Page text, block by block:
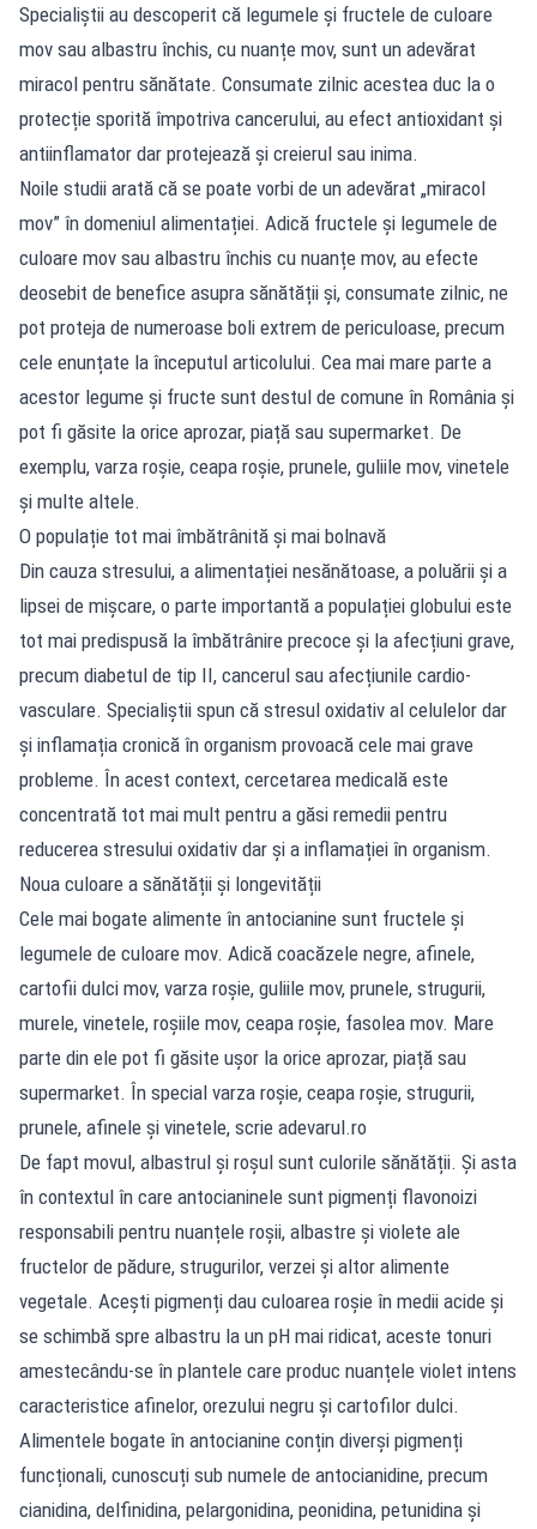
Specialiștii au descoperit că legumele și fructele de culoare
mov sau albastru închis, cu nuanțe mov, sunt un adevărat
miracol pentru sănătate. Consumate zilnic acestea duc la o
protecție sporită împotriva cancerului, au efect antioxidant și
antiinflamator dar protejează și creierul sau inima.
Noile studii arată că se poate vorbi de un adevărat „miracol
mov” în domeniul alimentației. Adică fructele și legumele de
culoare mov sau albastru închis cu nuanțe mov, au efecte
deosebit de benefice asupra sănătății și, consumate zilnic, ne
pot proteja de numeroase boli extrem de periculoase, precum
cele enunțate la începutul articolului. Cea mai mare parte a
acestor legume și fructe sunt destul de comune în România și
pot fi găsite la orice aprozar, piață sau supermarket. De
exemplu, varza roșie, ceapa roșie, prunele, guliile mov, vinetele
și multe altele.
O populație tot mai îmbătrânită și mai bolnavă
Din cauza stresului, a alimentației nesănătoase, a poluării și a
lipsei de mișcare, o parte importantă a populației globului este
tot mai predispusă la îmbătrânire precoce și la afecțiuni grave,
precum diabetul de tip II, cancerul sau afecțiunile cardio-
vasculare. Specialiștii spun că stresul oxidativ al celulelor dar
și inflamația cronică în organism provoacă cele mai grave
probleme. În acest context, cercetarea medicală este
concentrată tot mai mult pentru a găsi remedii pentru
reducerea stresului oxidativ dar și a inflamației în organism.
Noua culoare a sănătății și longevității
Cele mai bogate alimente în antocianine sunt fructele și
legumele de culoare mov. Adică coacăzele negre, afinele,
cartofii dulci mov, varza roșie, guliile mov, prunele, strugurii,
murele, vinetele, roșiile mov, ceapa roșie, fasolea mov. Mare
parte din ele pot fi găsite ușor la orice aprozar, piață sau
supermarket. În special varza roșie, ceapa roșie, strugurii,
prunele, afinele și vinetele, scrie adevarul.ro
De fapt movul, albastrul și roșul sunt culorile sănătății. Și asta
în contextul în care antocianinele sunt pigmenți flavonoizi
responsabili pentru nuanțele roșii, albastre și violete ale
fructelor de pădure, strugurilor, verzei și altor alimente
vegetale. Acești pigmenți dau culoarea roșie în medii acide și
se schimbă spre albastru la un pH mai ridicat, aceste tonuri
amestecându-se în plantele care produc nuanțele violet intens
caracteristice afinelor, orezului negru și cartofilor dulci.
Alimentele bogate în antocianine conțin diverși pigmenți
funcționali, cunoscuți sub numele de antocianidine, precum
cianidina, delfinidina, pelargonidina, peonidina, petunidina și